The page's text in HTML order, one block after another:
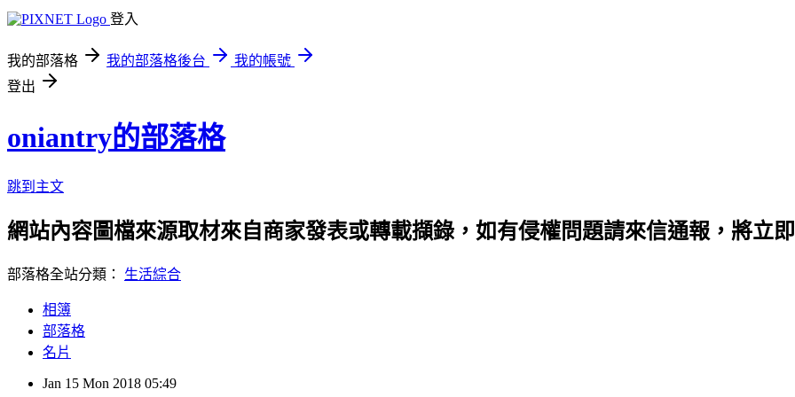
登入
我的部落格 我的部落格後台
我的帳號
登出
oniantry的部落格
跳到主文
網站內容圖檔來源取材來自商家發表或轉載擷錄，如有侵權問題請來信通報，將立
部落格全站分類： 生活綜合
相簿
部落格
名片
Jan 15 Mon 2018 05:49